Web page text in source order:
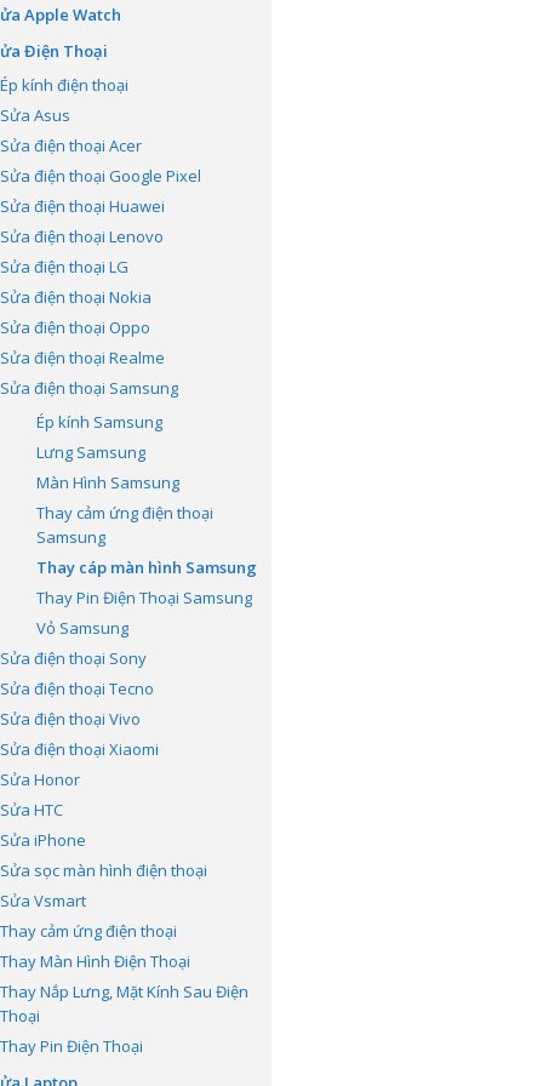
Apple Watch
Điện Thoại
Ép kính điện thoại
Sửa Asus
Sửa điện thoại Acer
Sửa điện thoại Google Pixel
Sửa điện thoại Huawei
Sửa điện thoại Lenovo
Sửa điện thoại LG
Sửa điện thoại Nokia
Sửa điện thoại Oppo
Sửa điện thoại Realme
Sửa điện thoại Samsung
Ép kính Samsung
Lưng Samsung
Màn Hình Samsung
Thay cảm ứng điện thoại
Samsung
Thay cáp màn hình Samsung
Thay Pin Điện Thoại Samsung
Vỏ Samsung
Sửa điện thoại Sony
Sửa điện thoại Tecno
Sửa điện thoại Vivo
Sửa điện thoại Xiaomi
Sửa Honor
Sửa HTC
Sửa iPhone
Sửa sọc màn hình điện thoại
Sửa Vsmart
Thay cảm ứng điện thoại
Thay Màn Hình Điện Thoại
Thay Nắp Lưng, Mặt Kính Sau Điện
Thoại
Thay Pin Điện Thoại